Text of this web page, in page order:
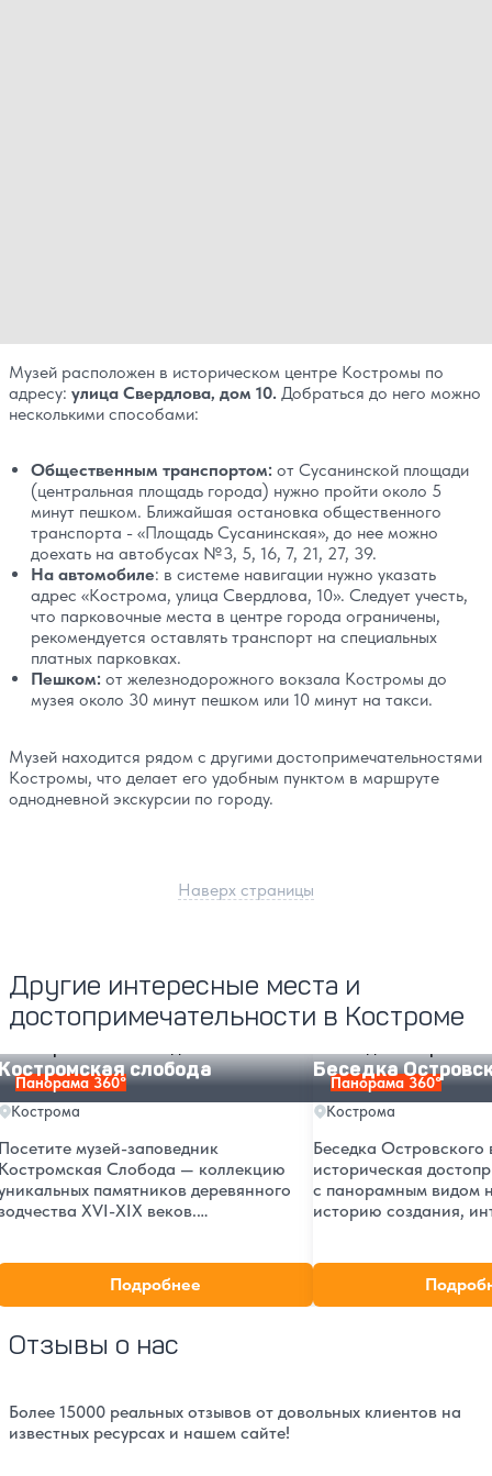
Музей расположен в историческом центре Костромы по
адресу: улица Свердлова, дом 10. Добраться до него можно
несколькими способами:
Общественным транспортом: от Сусанинской площади
(центральная площадь города) нужно пройти около 5
минут пешком. Ближайшая остановка общественного
транспорта - «Площадь Сусанинская», до нее можно
доехать на автобусах №3, 5, 16, 7, 21, 27, 39.
На автомобиле: в системе навигации нужно указать
адрес «Кострома, улица Свердлова, 10». Следует учесть,
что парковочные места в центре города ограничены,
рекомендуется оставлять транспорт на специальных
платных парковках.
Пешком: от железнодорожного вокзала Костромы до
музея около 30 минут пешком или 10 минут на такси.
Музей находится рядом с другими достопримечательностями
Костромы, что делает его удобным пунктом в маршруте
однодневной экскурсии по городу.
Наверх страницы
Другие интересные места и
достопримечательности в Костроме
Панорама 360°
слобода
Кострома
музей-заповедник
Слобода — коллекцию
памятников деревянного
XVI-XIX веков.
Подробнее
Панорама 360°
Беседка
Кострома
Беседка
историческая
с панорамным видом
историю создания,
фотографий.
Отзывы о нас
Более 15000 реальных отзывов от довольных клиентов на
известных ресурсах и нашем сайте!